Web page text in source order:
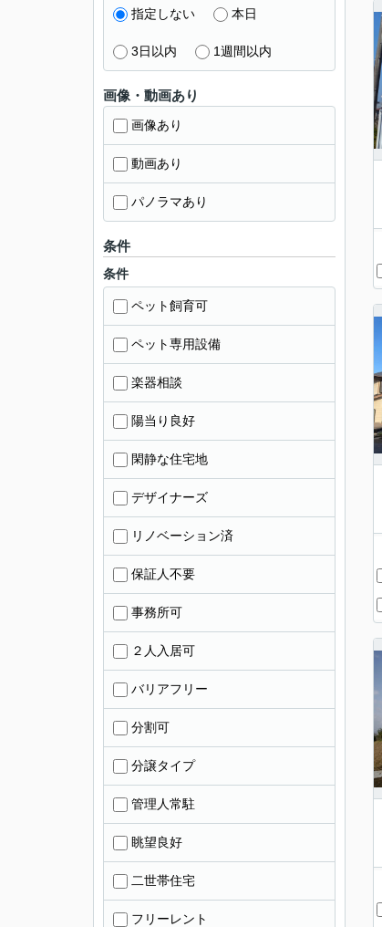
指定しない 本日
3日以内 1週間以内
画像・動画あり
画像あり
動画あり
パノラマあり
条件
条件
ペット飼育可
ペット専用設備
楽器相談
陽当り良好
閑静な住宅地
デザイナーズ
リノベーション済
保証人不要
事務所可
２人入居可
バリアフリー
分割可
分譲タイプ
管理人常駐
眺望良好
二世帯住宅
フリーレント